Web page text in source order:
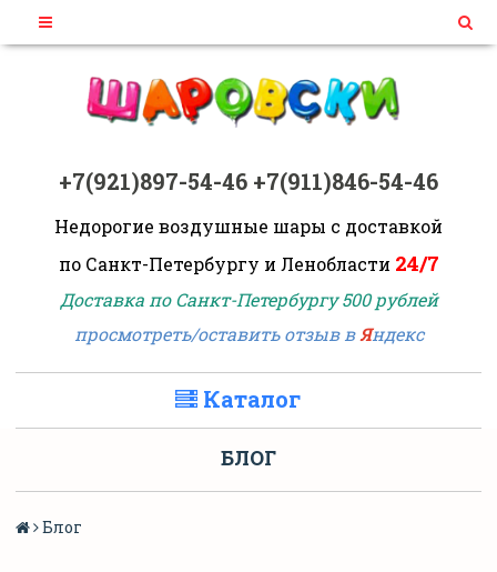
+7(921)897-54-46 +7(911)846-54-46
Недорогие воздушные шары с доставкой
по Санкт-Петербургу и Ленобласти 24/7
Доставка по Санкт-Петербургу 500 рублей
просмотреть/оставить отзыв вЯндекс
Каталог
БЛОГ
Блог